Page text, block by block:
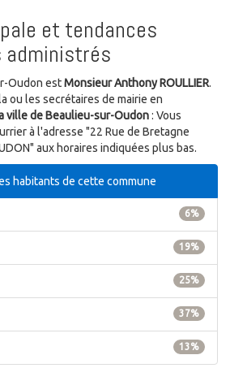
et tendances
administrés
Oudon estMonsieur Anthony ROULLIER.
ou les secrétaires de mairie en
ville de Beaulieu-sur-Oudon: Vous
à l'adresse "22 Rue de Bretagne
aux horaires indiquées plus bas.
habitants de cette commune
6%
19%
25%
37%
13%